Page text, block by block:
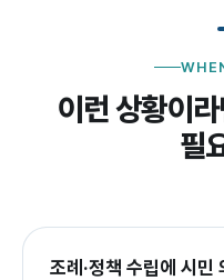
이런 상황이
필
조례·정책 수립에 시민